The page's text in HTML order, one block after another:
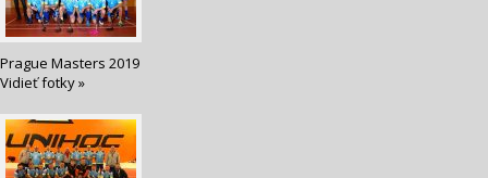
Prague Masters 2019
Vidieť fotky »